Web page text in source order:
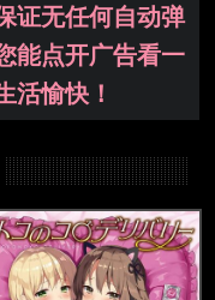
证无任何自动弹
能点开广告看一
活愉快！